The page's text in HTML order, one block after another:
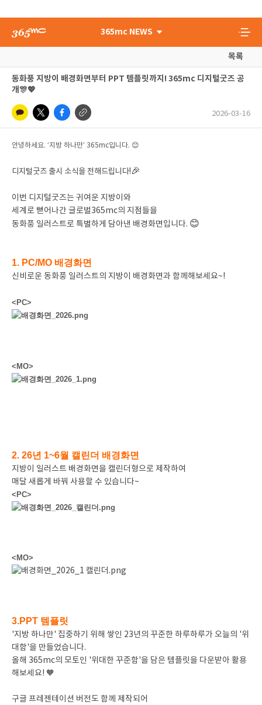
365mc NEWS
목록
동화풍 지방이 배경화면부터 PPT 템플릿까지! 365mc 디지털굿즈 공
개🎊💖
2026-03-16
안녕하세요. ‘지방 하나만’ 365mc입니다. 😊
디지털굿즈 출시 소식을 전해드립니다!🎉
이번 디지털굿즈는 귀여운 지방이와
세계로 뻗어나간 글로벌365mc의 지점들을
동화풍 일러스트로 특별하게 담아낸 배경화면입니다. 😊
1. PC/MO 배경화면
신비로운 동화풍 일러스트의 지방이 배경화면과 함께해보세요~!
<PC>
<MO>
2. 26년 1~6월 캘린더 배경화면
지방이 일러스트 배경화면을 캘린더형으로 제작하여
매달 새롭게 바꿔 사용할 수 있습니다~
<PC>
<MO>
3.PPT 템플릿
'지방 하나만' 집중하기 위해 쌓인 23년의 꾸준한 하루하루가 오늘의 '위
대함'을 만들었습니다.
올해 365mc의 모토인 '위대한 꾸준함'을 담은 템플릿을 다운받아 활용
해보세요! 🧡
구글 프레젠테이션 버전도 함께 제작되어